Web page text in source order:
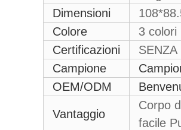
Dimensioni
Colore
3 colori
Certificazioni
Campione
OEM/ODM
Vantaggio
Corpo
facile